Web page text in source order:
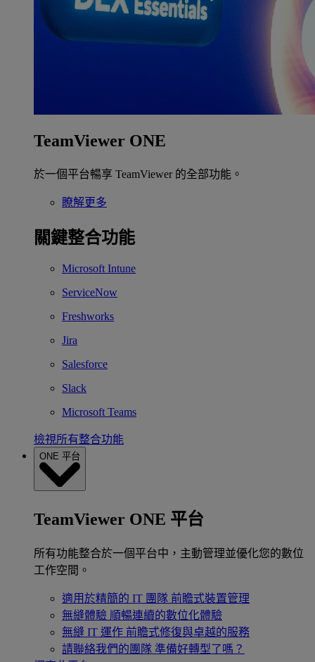
TeamViewer ONE
於一個平台暢享 TeamViewer 的全部功能。
瞭解更多
關鍵整合功能
Microsoft Intune
ServiceNow
Freshworks
Jira
Salesforce
Slack
Microsoft Teams
檢視所有整合功能
ONE 平台
TeamViewer ONE 平台
所有功能整合於一個平台中，主動管理並優化您的數位
工作空間。
適用於精簡的 IT 團隊 前瞻式裝置管理
無縫體驗 順暢連續的數位化體驗
無縫 IT 運作 前瞻式修復與卓越的服務
請聯絡我們的團隊 準備好轉型了嗎？